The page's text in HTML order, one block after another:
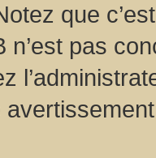
que
n’est pas